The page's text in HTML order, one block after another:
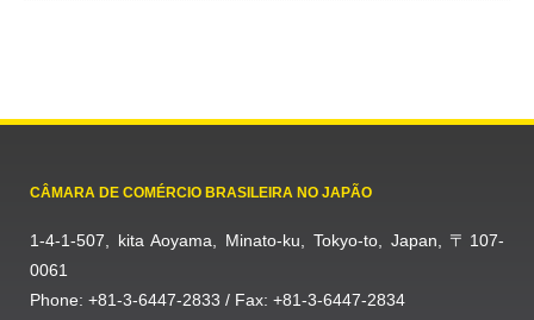
CÂMARA DE COMÉRCIO BRASILEIRA NO JAPÃO
1-4-1-507, kita Aoyama, Minato-ku, Tokyo-to, Japan, 〒107-
0061
Phone: +81-3-6447-2833 / Fax: +81-3-6447-2834